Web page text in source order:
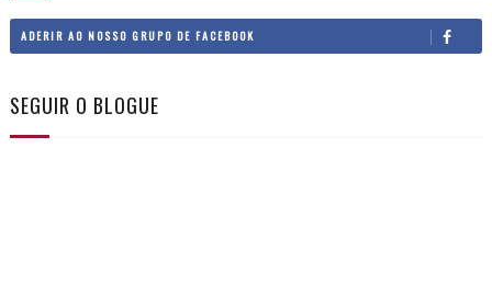
ADERIR AO NOSSO GRUPO DE FACEBOOK
SEGUIR O BLOGUE